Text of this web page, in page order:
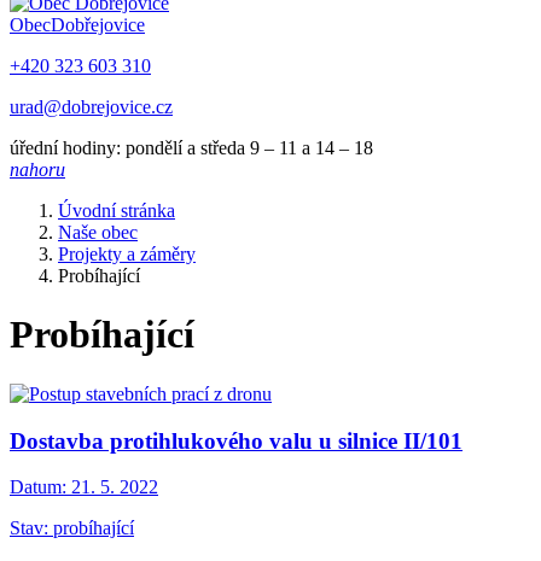
ObecDobřejovice
+420 323 603 310
urad@dobrejovice.cz
úřední hodiny: pondělí a středa 9 – 11 a 14 – 18
nahoru
Úvodní stránka
Naše obec
Projekty a záměry
Probíhající
Probíhající
Dostavba protihlukového valu u silnice II/101
Datum: 21. 5. 2022
Stav: probíhající